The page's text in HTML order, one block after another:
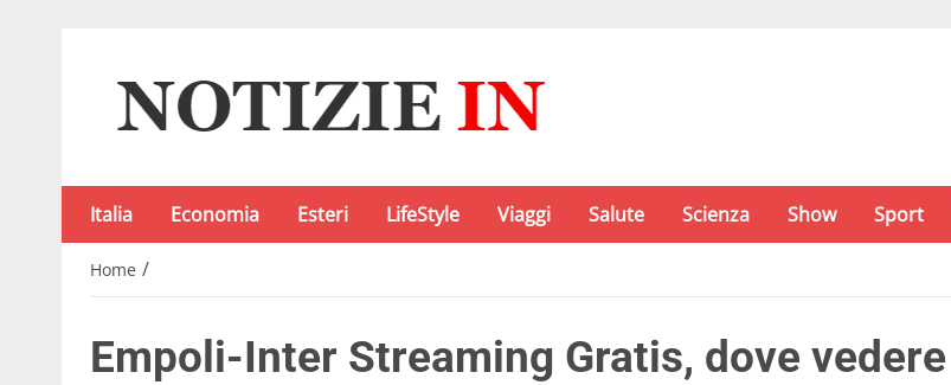
Italia Economia Esteri LifeStyle Viaggi Salute Scienza Show Sport
Home /
Empoli-Inter Streaming Gratis, dove vedere